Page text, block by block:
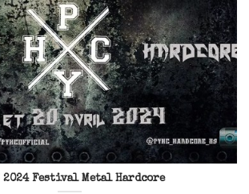
2024 Festival Metal Hardcore